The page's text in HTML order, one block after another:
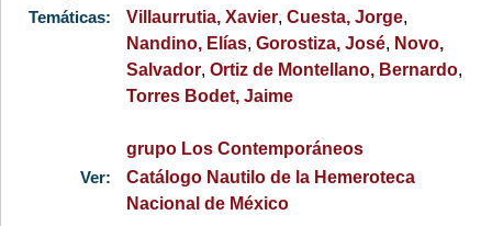
Temáticas:
Villaurrutia, Xavier,Cuesta, Jorge,
Nandino, Elías,Gorostiza, José, Novo,
Salvador,Ortiz de Montellano, Bernardo,
Torres Bodet, Jaime
grupo Los Contemporáneos
Ver:
Catálogo Nautilo de la Hemeroteca
Nacional de México